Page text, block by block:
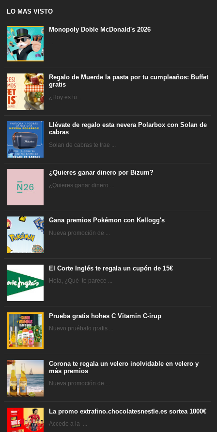
LO MAS VISTO
Monopoly Doble McDonald's 2026
Regalo de Muerde la pasta por tu cumpleaños: Buffet
gratis
¿Hoy es tu ...
Llévate de regalo esta nevera Polarbox con Solan de
cabras
Solan de cabras te trae ...
¿Quieres ganar dinero por Bizum?
¿Quieres ganar dinero ...
Gana premios Pokémon con Kellogg's
Nueva promoción de ...
El Corte Inglés te regala un cupón de 15€
Hola, ¿Qué te parece ...
Prueba gratis hohes C Vitamin C-irup
Nuevo pruébalo gratis ...
Corona te regala un velero inolvidable en velero y
más premios
Nueva promoción de ...
La promo extrafino.chocolatesnestle.es sortea 1000€
Accede a la ...